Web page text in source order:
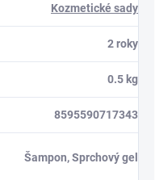
Kozmetické sady
2 roky
0.5 kg
8595590717343
Šampon, Sprchový gel